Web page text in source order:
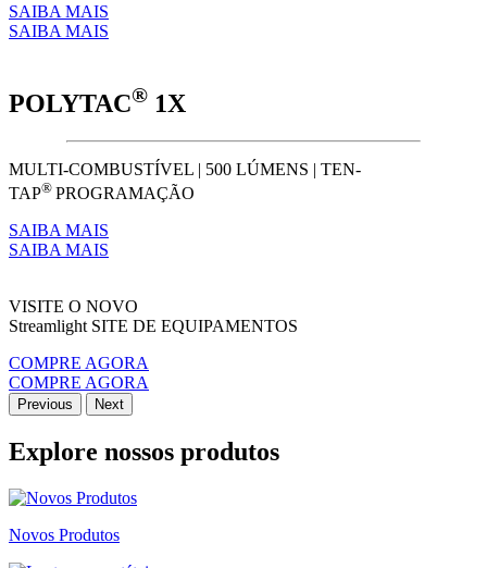
SAIBA MAIS
SAIBA MAIS
POLYTAC® 1X
MULTI-COMBUSTÍVEL | 500 LÚMENS | TEN-
TAP® PROGRAMAÇÃO
SAIBA MAIS
SAIBA MAIS
VISITE O NOVO
Streamlight SITE DE EQUIPAMENTOS
COMPRE AGORA
COMPRE AGORA
Previous Next
Explore nossos produtos
Novos Produtos